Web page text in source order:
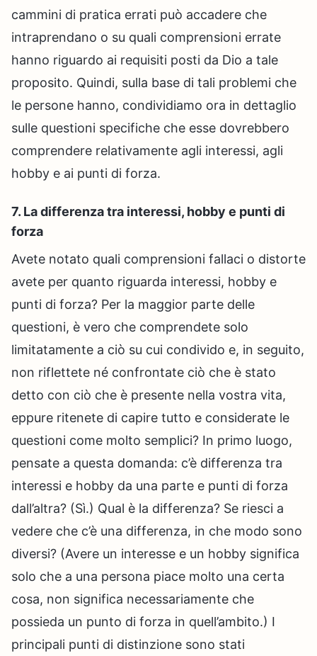
cammini di pratica errati può accadere che
intraprendano o su quali comprensioni errate
hanno riguardo ai requisiti posti da Dio a tale
proposito. Quindi, sulla base di tali problemi che
le persone hanno, condividiamo ora in dettaglio
sulle questioni specifiche che esse dovrebbero
comprendere relativamente agli interessi, agli
hobby e ai punti di forza.
7. La differenza tra interessi, hobby e punti di
forza
Avete notato quali comprensioni fallaci o distorte
avete per quanto riguarda interessi, hobby e
punti di forza? Per la maggior parte delle
questioni, è vero che comprendete solo
limitatamente a ciò su cui condivido e, in seguito,
non riflettete né confrontate ciò che è stato
detto con ciò che è presente nella vostra vita,
eppure ritenete di capire tutto e considerate le
questioni come molto semplici? In primo luogo,
pensate a questa domanda: c’è differenza tra
interessi e hobby da una parte e punti di forza
dall’altra? (Sì.) Qual è la differenza? Se riesci a
vedere che c’è una differenza, in che modo sono
diversi? (Avere un interesse e un hobby significa
solo che a una persona piace molto una certa
cosa, non significa necessariamente che
possieda un punto di forza in quell’ambito.) I
principali punti di distinzione sono stati